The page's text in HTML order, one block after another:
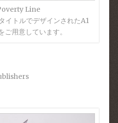
Line
イトルでデザインされたA1
用意しています。